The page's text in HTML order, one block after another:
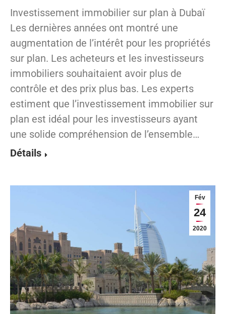
Investissement immobilier sur plan à Dubaï
Les dernières années ont montré une
augmentation de l’intérêt pour les propriétés
sur plan. Les acheteurs et les investisseurs
immobiliers souhaitaient avoir plus de
contrôle et des prix plus bas. Les experts
estiment que l’investissement immobilier sur
plan est idéal pour les investisseurs ayant
une solide compréhension de l’ensemble…
Détails
Fév
24
2020